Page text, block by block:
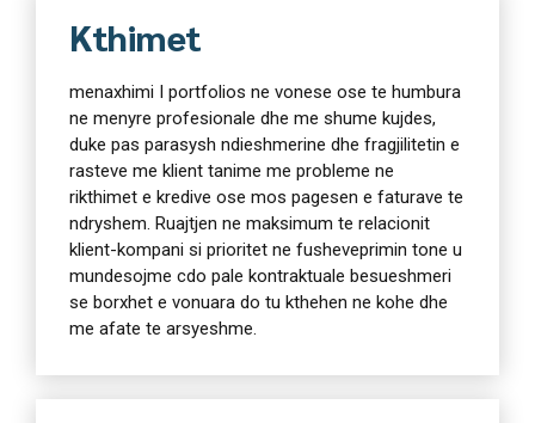
Kthimet
menaxhimi I portfolios ne vonese ose te humbura
ne menyre profesionale dhe me shume kujdes,
duke pas parasysh ndieshmerine dhe fragjilitetin e
rasteve me klient tanime me probleme ne
rikthimet e kredive ose mos pagesen e faturave te
ndryshem. Ruajtjen ne maksimum te relacionit
klient-kompani si prioritet ne fusheveprimin tone u
mundesojme cdo pale kontraktuale besueshmeri
se borxhet e vonuara do tu kthehen ne kohe dhe
me afate te arsyeshme.